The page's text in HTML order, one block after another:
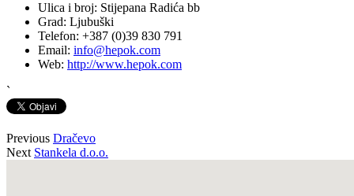
Ulica i broj: Stijepana Radića bb
Grad: Ljubuški
Telefon: +387 (0)39 830 791
Email: info@hepok.com
Web: http://www.hepok.com
`
Previous Dračevo
Next Stankela d.o.o.